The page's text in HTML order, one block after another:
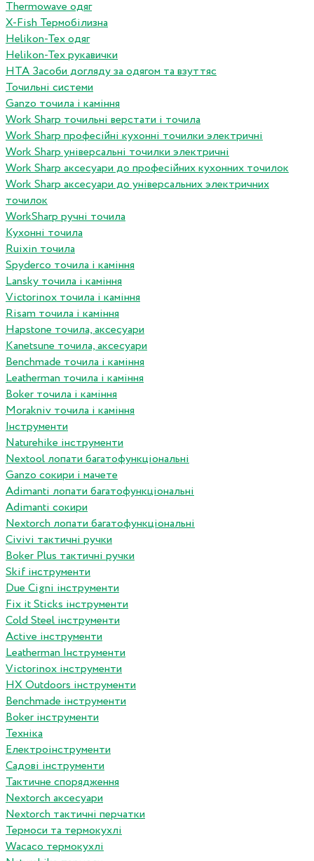
Thermowave одяг
X-Fish Термобілизна
Helikon-Tex одяг
Helikon-Tex рукавички
HTA Засоби догляду за одягом та взуттяс
Точильні системи
Ganzo точила і каміння
Work Sharp точильні верстати і точила
Work Sharp професiйнi кухоннi точилки электричнi
Work Sharp унiверсальнi точилки электричнi
Work Sharp аксесуари до професiйних кухонних точилок
Work Sharp аксесуари до унiверсальних электричних
точилок
WorkSharp ручні точила
Кухонні точила
Ruixin точила
Spyderco точила і каміння
Lansky точила і каміння
Victorinox точила і каміння
Risam точила і каміння
Hapstone точила, аксесуари
Kanetsune точила, аксесуари
Benchmade точила і каміння
Leatherman точила і каміння
Boker точила і каміння
Morakniv точила і каміння
Інструменти
Naturehike інструменти
Nextool лопати багатофункціональні
Ganzo сокири і мачете
Adimanti лопати багатофункціональні
Adimanti сокири
Nextorch лопати багатофункціональні
Сivivi тактичні ручки
Boker Plus тактичні ручки
Skif інструменти
Due Cigni інструменти
Fix it Sticks інструменти
Сold Steel інструменти
Active інструменти
Leatherman Інструменти
Victorinox інструменти
HX Outdoors інструменти
Benchmade інструменти
Boker інструменти
Техніка
Електроінструменти
Садові інструменти
Тактичне спорядження
Nextorch аксесуари
Nextorch тактичні перчатки
Термоси та термокухлі
Wacaco термокухлі